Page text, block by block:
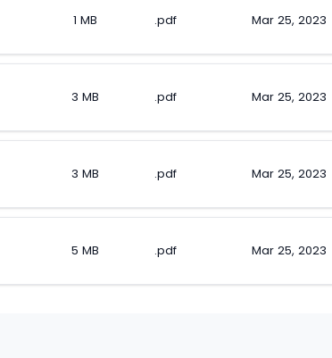
1 MB .pdf Mar 25, 2023
3 MB .pdf Mar 25, 2023
3 MB .pdf Mar 25, 2023
5 MB .pdf Mar 25, 2023